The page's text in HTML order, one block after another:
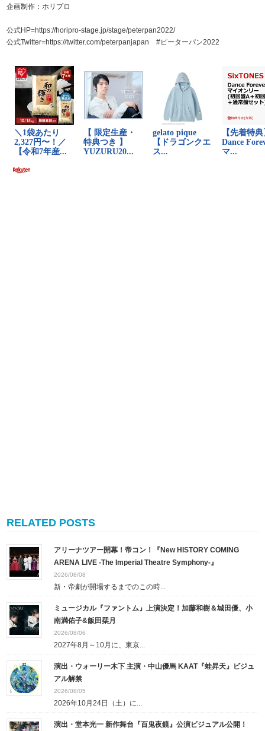
企画制作：ホリプロ
公式HP=https://horipro-stage.jp/stage/peterpan2022/
公式Twitter=https://twitter.com/peterpanjapan #ピーターパン2022
RELATED POSTS
アリーナツアー開幕！帝コン！『New HISTORY COMING
ARENA LIVE -The Imperial Theatre Symphony-』
2026/08/08
新・帝劇が開場するまでのこの時...
ミュージカル『ファントム』上演決定！加藤和樹＆城田優、小
南満佑子&飯田栞月
2026/08/06
2027年8月～10月に、東京...
演出・ウォーリー木下 主演・中山優馬 KAAT『蛙昇天』ビジュ
アル解禁
2026/08/05
2026年10月24日（土）に...
演出・堂本光一 新作舞台『百鬼夜鏡』公演ビジュアル公開！